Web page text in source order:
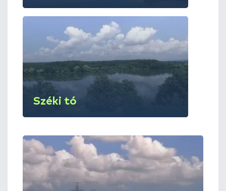
Széki tó